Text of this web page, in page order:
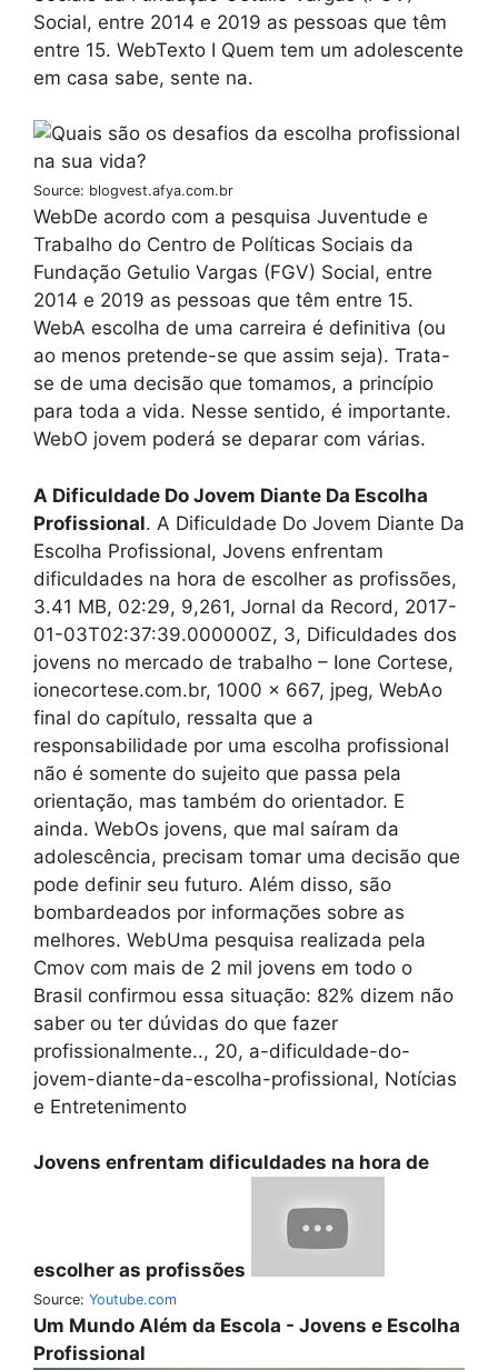
Social, entre 2014 e 2019 as pessoas que têm
entre 15. WebTexto I Quem tem um adolescente
em casa sabe, sente na.
Source: blogvest.afya.com.br
WebDe acordo com a pesquisa Juventude e
Trabalho do Centro de Políticas Sociais da
Fundação Getulio Vargas (FGV) Social, entre
2014 e 2019 as pessoas que têm entre 15.
WebA escolha de uma carreira é definitiva (ou
ao menos pretende-se que assim seja). Trata-
se de uma decisão que tomamos, a princípio
para toda a vida. Nesse sentido, é importante.
WebO jovem poderá se deparar com várias.
A Dificuldade Do Jovem Diante Da Escolha
Profissional. A Dificuldade Do Jovem Diante Da
Escolha Profissional, Jovens enfrentam
dificuldades na hora de escolher as profissões,
3.41 MB, 02:29, 9,261, Jornal da Record, 2017-
01-03T02:37:39.000000Z, 3, Dificuldades dos
jovens no mercado de trabalho – Ione Cortese,
ionecortese.com.br, 1000 x 667, jpeg, WebAo
final do capítulo, ressalta que a
responsabilidade por uma escolha profissional
não é somente do sujeito que passa pela
orientação, mas também do orientador. E
ainda. WebOs jovens, que mal saíram da
adolescência, precisam tomar uma decisão que
pode definir seu futuro. Além disso, são
bombardeados por informações sobre as
melhores. WebUma pesquisa realizada pela
Cmov com mais de 2 mil jovens em todo o
Brasil confirmou essa situação: 82% dizem não
saber ou ter dúvidas do que fazer
profissionalmente.., 20, a-dificuldade-do-
jovem-diante-da-escolha-profissional, Notícias
e Entretenimento
Jovens enfrentam dificuldades na hora de
escolher as profissões
Source: Youtube.com
Um Mundo Além da Escola - Jovens e Escolha
Profissional